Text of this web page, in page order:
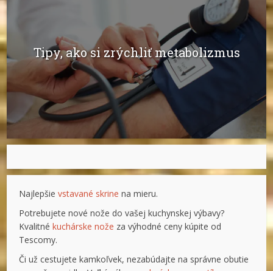
Tipy, ako si zrýchliť metabolizmus
Najlepšievstavané skrine na mieru.
Potrebujete nové nože do vašej kuchynskej výbavy?
Kvalitnékuchárske nože za výhodné ceny kúpite od
Tescomy.
Či už cestujete kamkoľvek, nezabúdajte na správne obutie